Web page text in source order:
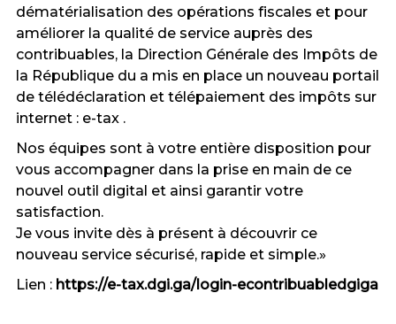
dématérialisation des opérations fiscales et pour
améliorer la qualité de service auprès des
contribuables, la Direction Générale des Impôts de
la République du a mis en place un nouveau portail
de télédéclaration et télépaiement des impôts sur
internet : e-tax .
Nos équipes sont à votre entière disposition pour
vous accompagner dans la prise en main de ce
nouvel outil digital et ainsi garantir votre
satisfaction.
Je vous invite dès à présent à découvrir ce
nouveau service sécurisé, rapide et simple.»
Lien : https://e-tax.dgi.ga/login-econtribuabledgiga